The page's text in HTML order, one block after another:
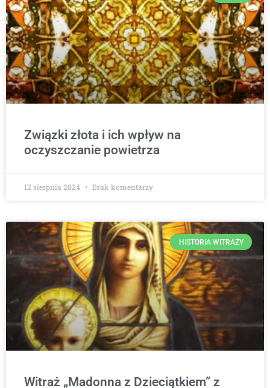
Związki złota i ich wpływ na
oczyszczanie powietrza
12 sierpnia 2024 Brak komentarzy
HISTORIA WITRAŻY
Witraż „Madonna z Dzieciątkiem” z